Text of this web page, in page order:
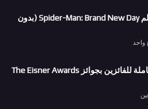
مراجعة فلم Spider-Man: Brand New Day (بدون
واحد
اللائحة الكاملة للفائزين بجوائز The Eisner Awards